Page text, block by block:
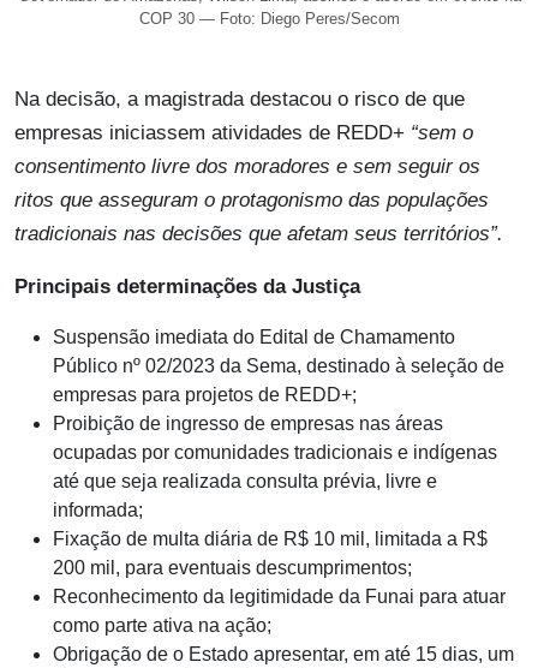
COP 30 — Foto: Diego Peres/Secom
Na decisão, a magistrada destacou o risco de que
empresas iniciassem atividades de REDD+ “sem o
consentimento livre dos moradores e sem seguir os
ritos que asseguram o protagonismo das populações
tradicionais nas decisões que afetam seus territórios”.
Principais determinações da Justiça
Suspensão imediata do Edital de Chamamento
Público nº 02/2023 da Sema, destinado à seleção de
empresas para projetos de REDD+;
Proibição de ingresso de empresas nas áreas
ocupadas por comunidades tradicionais e indígenas
até que seja realizada consulta prévia, livre e
informada;
Fixação de multa diária de R$ 10 mil, limitada a R$
200 mil, para eventuais descumprimentos;
Reconhecimento da legitimidade da Funai para atuar
como parte ativa na ação;
Obrigação de o Estado apresentar, em até 15 dias, um